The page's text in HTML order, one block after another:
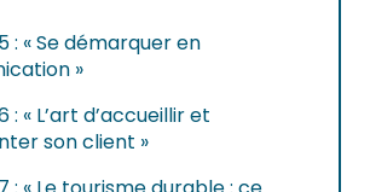
: « Se démarquer en
»
: « L’art d’accueillir et
son client »